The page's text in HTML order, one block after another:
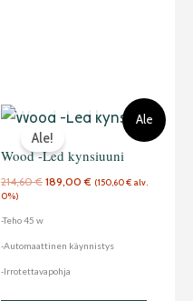
Ale
Ale!
Wood -Led kynsiuuni
214,60€
Alkuperäinen
hinta
oli:
214,60 €.
189,00€
Nykyinen
hinta
189,00 €.
(150,60€ alv.
0%)
-Teho 45 w
-Automaattinen käynnistys
-Irrotettavapohja